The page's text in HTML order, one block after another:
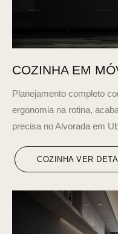
COZINHA EM
Planejamento completo
ergonomia na rotina,
precisa no Alvorada em
COZINHA VER